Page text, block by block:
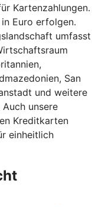
Kartenzahlungen.
Euro erfolgen.
umfasst
San
und weitere
unsere
Kreditkarten
einheitlich